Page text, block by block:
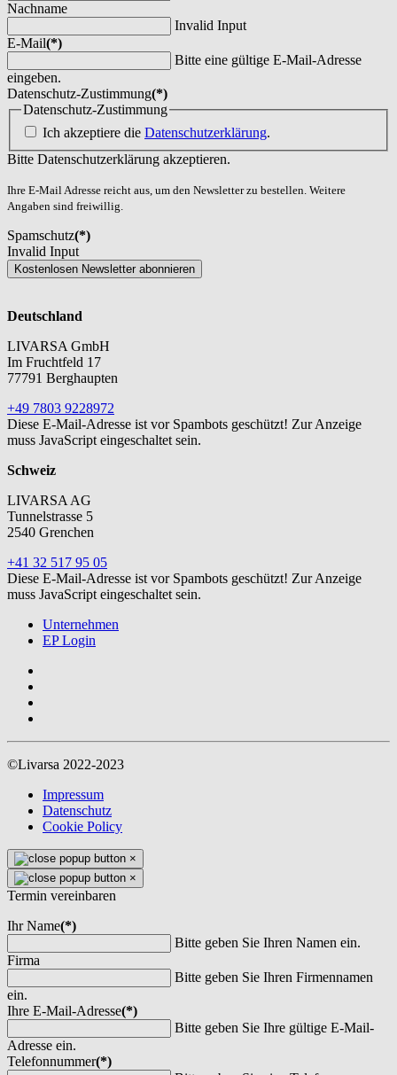
Nachname
Invalid Input
E-Mail(*)
Bitte eine gültige E-Mail-Adresse
eingeben.
Datenschutz-Zustimmung(*)
Datenschutz-Zustimmung
Ich akzeptiere die Datenschutzerklärung.
Bitte Datenschutzerklärung akzeptieren.
Ihre E-Mail Adresse reicht aus, um den Newsletter zu bestellen. Weitere
Angaben sind freiwillig.
Spamschutz(*)
Invalid Input
Kostenlosen Newsletter abonnieren
Deutschland
LIVARSA GmbH
Im Fruchtfeld 17
77791 Berghaupten
+49 7803 9228972
Diese E-Mail-Adresse ist vor Spambots geschützt! Zur Anzeige
muss JavaScript eingeschaltet sein.
Schweiz
LIVARSA AG
Tunnelstrasse 5
2540 Grenchen
+41 32 517 95 05
Diese E-Mail-Adresse ist vor Spambots geschützt! Zur Anzeige
muss JavaScript eingeschaltet sein.
Unternehmen
EP Login
©Livarsa 2022-2023
Impressum
Datenschutz
Cookie Policy
×
×
Termin vereinbaren
Ihr Name(*)
Bitte geben Sie Ihren Namen ein.
Firma
Bitte geben Sie Ihren Firmennamen
ein.
Ihre E-Mail-Adresse(*)
Bitte geben Sie Ihre gültige E-Mail-
Adresse ein.
Telefonnummer(*)